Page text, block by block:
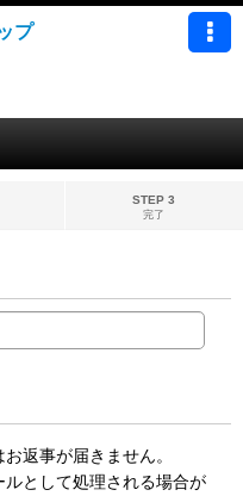
プ
STEP 3
完了
返事が届きません。
として処理される場合が